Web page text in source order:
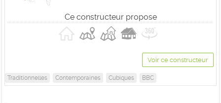
Ce constructeur propose
Voir ce constructeur
Traditionnelles Contemporaines Cubiques BBC